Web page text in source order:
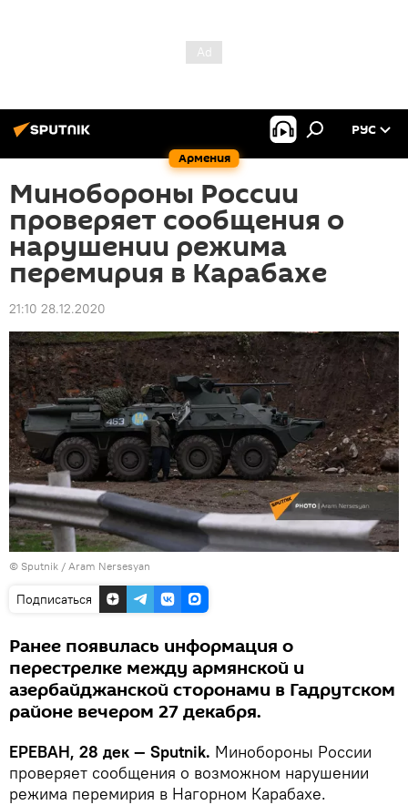
Армения
РУС
Минобороны России
проверяет сообщения о
нарушении режима
перемирия в Карабахе
21:10 28.12.2020
© Sputnik / Aram Nersesyan
Подписаться
Ранее появилась информация о
перестрелке между армянской и
азербайджанской сторонами в Гадрутском
районе вечером 27 декабря.
ЕРЕВАН, 28 дек — Sputnik. Минобороны России
проверяет сообщения о возможном нарушении
режима перемирия в Нагорном Карабахе.